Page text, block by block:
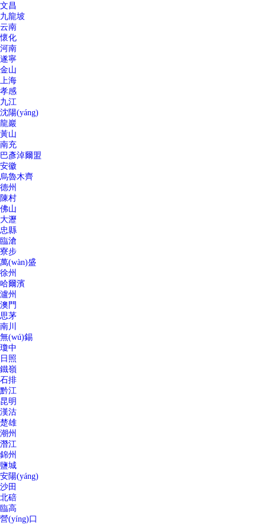
文昌
九龍坡
云南
懷化
河南
遂寧
金山
上海
孝感
九江
沈陽(yáng)
龍巖
黃山
南充
巴彥淖爾盟
安徽
烏魯木齊
德州
陳村
佛山
大瀝
忠縣
臨滄
寮步
萬(wàn)盛
徐州
哈爾濱
瀘州
澳門
思茅
南川
無(wú)錫
瓊中
日照
鐵嶺
石排
黔江
昆明
漢沽
楚雄
潮州
潛江
錦州
鹽城
安陽(yáng)
沙田
北碚
臨高
營(yíng)口